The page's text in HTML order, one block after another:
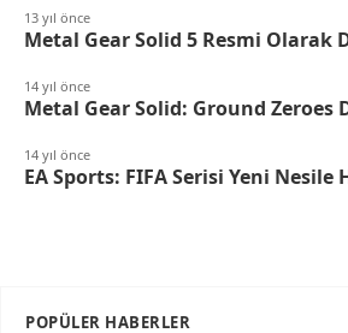
13 yıl önce
Metal Gear Solid 5 Resmi Olarak
14 yıl önce
Metal Gear Solid: Ground Zeroes
14 yıl önce
EA Sports: FIFA Serisi Yeni Nesile
POPÜLER HABERLER